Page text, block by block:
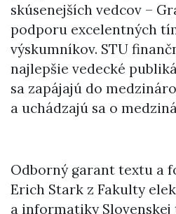
skúsenejších vedcov –
podporu excelentných
výskumníkov. STU
najlepšie vedecké
sa zapájajú do
a uchádzajú sa o
Odborný garant textu a
Erich Stark z Fakulty
a informatiky Slovenskej